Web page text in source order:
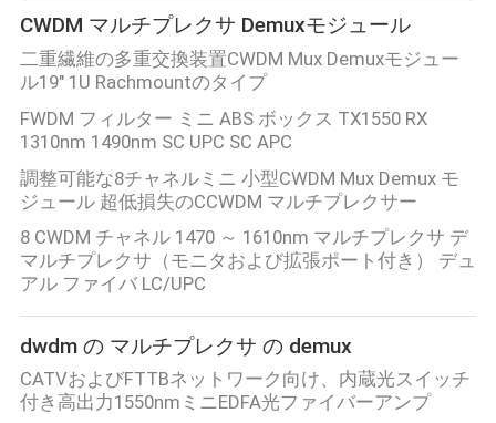
理
連
絡
く
だ
さ
い
ニ
CWDM マルチプレクサ Demuxモジュール
二重繊維の多重交換装置CWDM Mux Demuxモジュー
ル19" 1U Rachmountのタイプ
FWDM フィルター ミニ ABS ボックス TX1550 RX
1310nm 1490nm SC UPC SC APC
調整可能な8チャネルミニ 小型CWDM Mux Demux モ
ジュール 超低損失のCCWDM マルチプレクサー
8 CWDM チャネル 1470 ～ 1610nm マルチプレクサ デ
マルチプレクサ（モニタおよび拡張ポート付き） デュ
アル ファイバ LC/UPC
dwdm の マルチプレクサ の demux
CATVおよびFTTBネットワーク向け、内蔵光スイッチ
付き高出力1550nmミニEDFA光ファイバーアンプ